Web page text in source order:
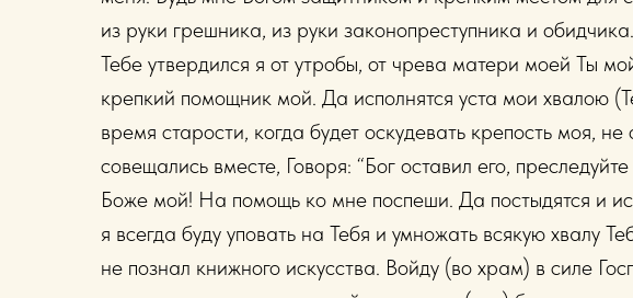
из руки грешника, из руки законопреступника и
Тебе утвердился я от утробы, от чрева матери моей Ты
крепкий помощник мой. Да исполнятся уста мои хвалою
время старости, когда будет оскудевать крепость моя,
совещались вместе, Говоря: “Бог оставил его,
Боже мой! На помощь ко мне поспеши. Да постыдятся и
я всегда буду уповать на Тебя и умножать всякую хвалу
не познал книжного искусства. Войду (во храм) в силе